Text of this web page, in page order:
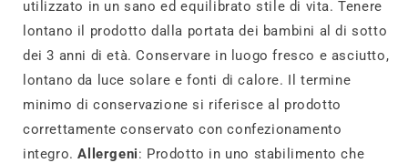
utilizzato in un sano ed equilibrato stile di vita. Tenere
lontano il prodotto dalla portata dei bambini al di sotto
dei 3 anni di età. Conservare in luogo fresco e asciutto,
lontano da luce solare e fonti di calore. Il termine
minimo di conservazione si riferisce al prodotto
correttamente conservato con confezionamento
integro. Allergeni: Prodotto in uno stabilimento che